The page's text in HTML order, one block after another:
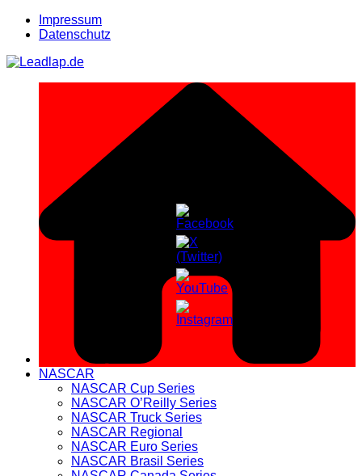
Zum
Inhalt
Impressum
Datenschutz
NASCAR
NASCAR Cup Series
NASCAR O’Reilly Series
NASCAR Truck Series
NASCAR Regional
NASCAR Euro Series
NASCAR Brasil Series